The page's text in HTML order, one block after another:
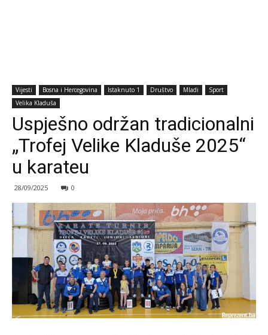
Vijesti Bosna i Hercegovina Istaknuto 1 Društvo Mladi
Sport
Velika Kladuša
Uspješno održan tradicionalni
„Trofej Velike Kladuše 2025“
u karateu
28/09/2025 0